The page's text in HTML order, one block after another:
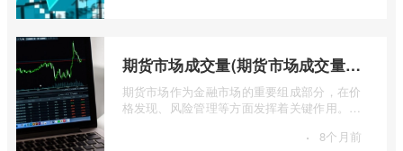
期货市场成交量(期货市场成交量萎缩)
期货市场作为金融市场的重要组成部分，在价
格发现、风险管理等方面发挥着关键作用。近
· 8个月前